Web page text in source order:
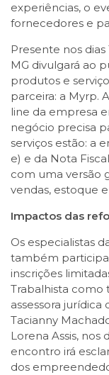
experiências, o
fornecedores e
Presente nos
MG divulgará ao
produtos e
parceira: a Myrp.
line da empresa
negócio precisa
serviços estão: a
e) e da Nota
com uma versão
vendas, estoque
Impactos das
Os especialistas
também
inscrições
Trabalhista como
assessora jurídica
Tacianny
Lorena Assis, nos
encontro irá
dos